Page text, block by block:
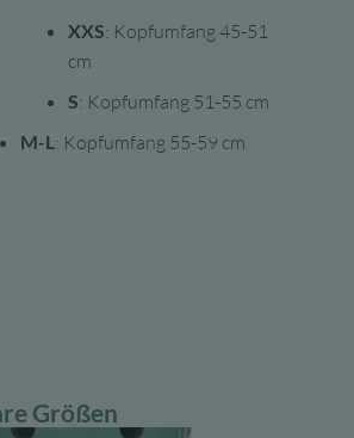
XXS: Kopfumfang 45-51
cm
S: Kopfumfang 51-55 cm
M-L: Kopfumfang 55-59 cm
Größen